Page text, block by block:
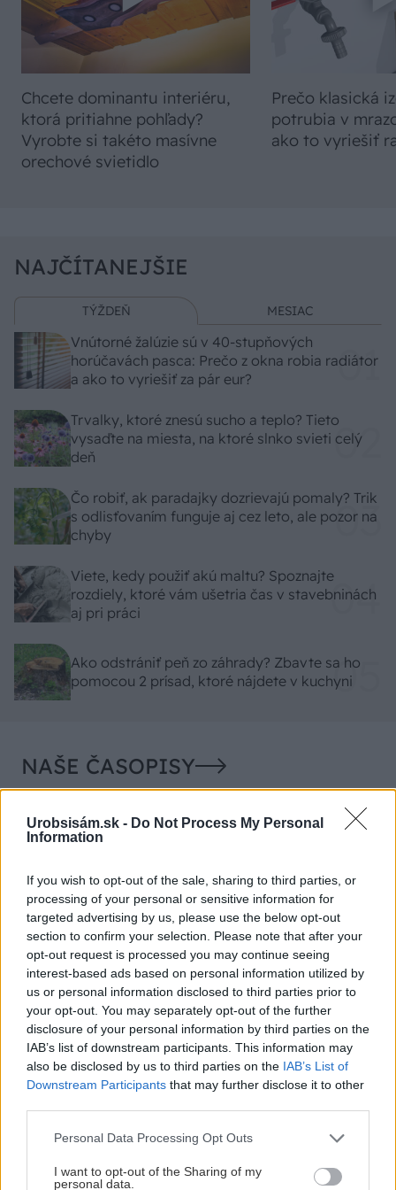
Urobsisám.sk - Do Not Process My Personal
Information
If you wish to opt-out of the sale, sharing to third parties, or
processing of your personal or sensitive information for
targeted advertising by us, please use the below opt-out
section to confirm your selection. Please note that after your
opt-out request is processed you may continue seeing
interest-based ads based on personal information utilized by
us or personal information disclosed to third parties prior to
your opt-out. You may separately opt-out of the further
disclosure of your personal information by third parties on the
IAB’s list of downstream participants. This information may
also be disclosed by us to third parties on the IAB’s List of
Downstream Participants that may further disclose it to other
Please note that this website/app uses one or more Google
not limited to your visit or usage behaviour. You may click to
Personal Data Processing Opt Outs
I want to opt-out of the Sharing of my
personal data.
Chcete dominantu interiéru,
ktorá pritiahne pohľady?
Vyrobte si takéto masívne
orechové svietidlo
Prečo klasická
potrubia v
ako to vyriešiť
NAJČÍTANEJŠIE
TÝŽDEŇ MESIAC
Vnútorné žalúzie sú v 40-stupňových
horúčavách pasca: Prečo z okna robia radiátor
a ako to vyriešiť za pár eur?
Trvalky, ktoré znesú sucho a teplo? Tieto
vysaďte na miesta, na ktoré slnko svieti celý
deň
Čo robiť, ak paradajky dozrievajú pomaly? Trik
s odlisťovaním funguje aj cez leto, ale pozor na
chyby
Viete, kedy použiť akú maltu? Spoznajte
rozdiely, ktoré vám ušetria čas v stavebninách
aj pri práci
Ako odstrániť peň zo záhrady? Zbavte sa ho
pomocou 2 prísad, ktoré nájdete v kuchyni
NAŠE ČASOPISY
UROB SI SÁM 7-8/2026
KDE SA DISKUTUJE
Čakal som podrobný popis zloženia jednotlivých typov
malty a ich použitie v slovenskom prostredí, no dostal